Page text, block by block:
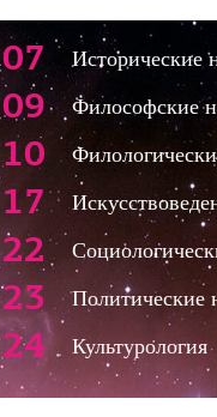
07 Исторические
09 Философские
10
17
22
23 Политические
24 Культурология